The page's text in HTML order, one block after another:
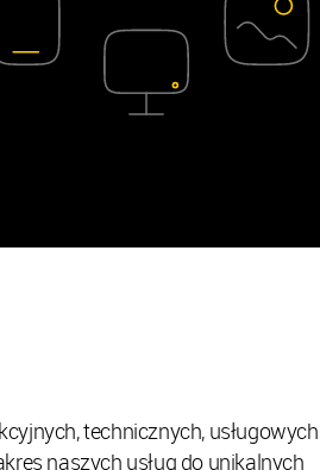
technicznych, usługowych
naszych usług do unikalnych